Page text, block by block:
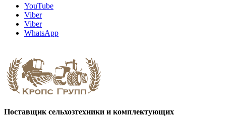
YouTube
Viber
Viber
WhatsApp
Поставщик сельхозтехники и комплектующих